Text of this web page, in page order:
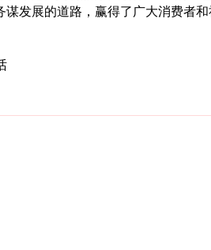
发展的道路，赢得了广大消费者和